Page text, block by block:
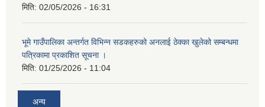
मिति: 02/05/2026 - 16:31
भूमे गाउँपालिका अन्तर्गत विभिन्न सडकहरुको अनलाई ठेक्का खुलेको सम्बन्धमा
पत्रिकामा प्रकाशित सूचना ।
मिति: 01/25/2026 - 11:04
अन्य